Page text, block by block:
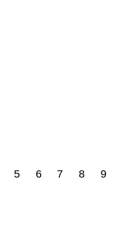
5 6 7 8 9